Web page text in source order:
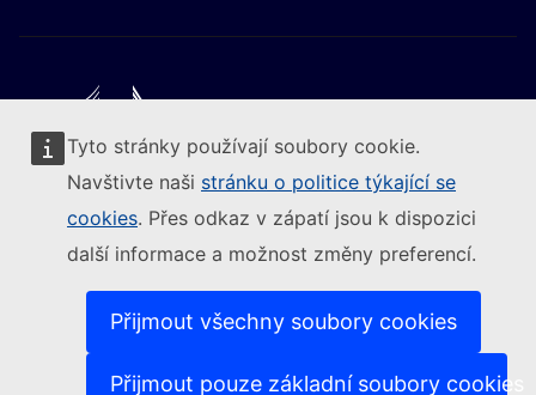
Tyto stránky používají soubory cookie.
Navštivte naši stránku o politice týkající se
cookies. Přes odkaz v zápatí jsou k dispozici
další informace a možnost změny preferencí.
Přijmout všechny soubory cookies
Přijmout pouze základní soubory cookies
Следвайте Европейската комисия
Kontakt(Externí odkaz)
Nahlásit zranitelnost IT (Externí odkaz)
Jazyková politika na našich internetových stránkách
(Externí odkaz)
Politika ochrany soukromí
Právní upozornění
(Externí odkaz)